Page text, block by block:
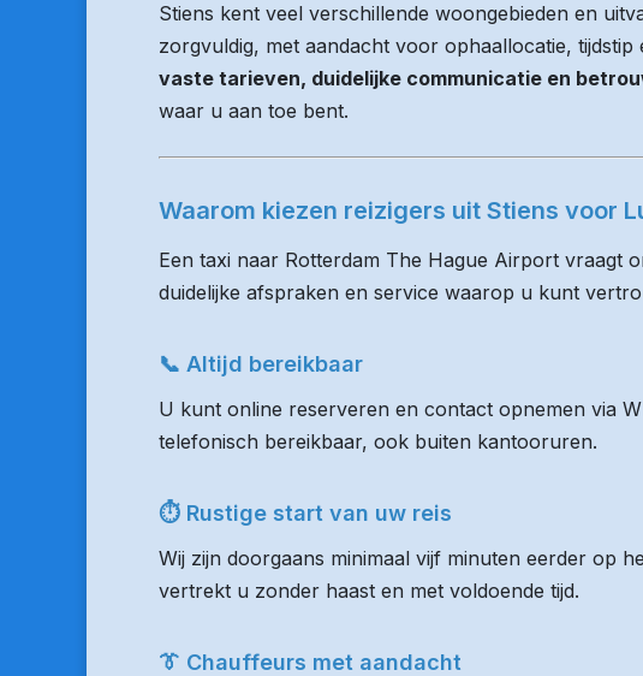
Stiens kent veel verschillende woongebieden en
zorgvuldig, met aandacht voor ophaallocatie,
vaste tarieven, duidelijke communicatie en
waar u aan toe bent.
Waarom kiezen reizigers uit Stiens voor
Een taxi naar Rotterdam The Hague Airport vraagt
duidelijke afspraken en service waarop u kunt
📞 Altijd bereikbaar
U kunt online reserveren en contact opnemen via
telefonisch bereikbaar, ook buiten kantooruren.
⏱ Rustige start van uw reis
Wij zijn doorgaans minimaal vijf minuten eerder op
vertrekt u zonder haast en met voldoende tijd.
👔 Chauffeurs met aandacht